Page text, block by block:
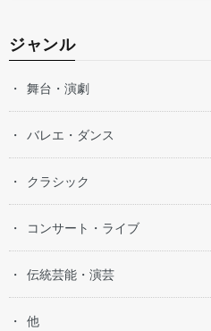
ジャンル
舞台・演劇
バレエ・ダンス
クラシック
コンサート・ライブ
伝統芸能・演芸
他